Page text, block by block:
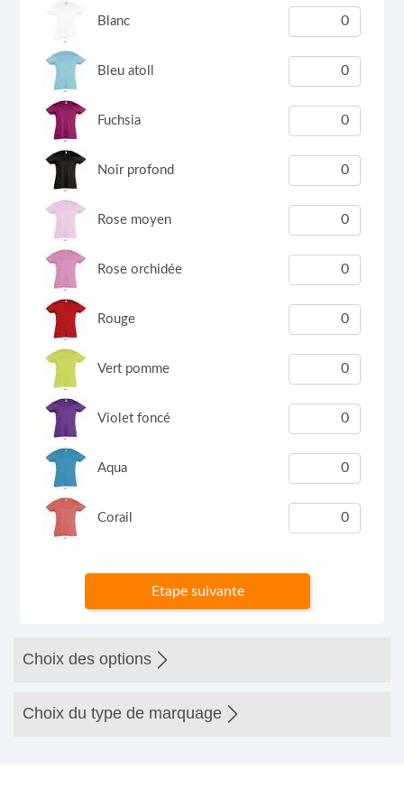
Blanc
Bleu atoll
Fuchsia
Noir profond
Rose moyen
Rose orchidée
Rouge
Vert pomme
Violet foncé
Aqua
Corail
Etape suivante
Choix des options
Choix du type de marquage